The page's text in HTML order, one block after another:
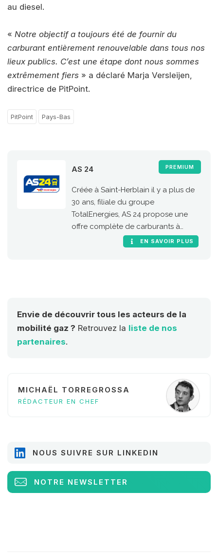
au diesel.
« Notre objectif a toujours été de fournir du
carburant entièrement renouvelable dans tous nos
lieux publics. C’est une étape dont nous sommes
extrêmement fiers » a déclaré Marja Versleijen,
directrice de PitPoint.
PitPoint Pays-Bas
PREMIUM
AS 24
Créée à Saint-Herblain il y a plus de
30 ans, filiale du groupe
TotalEnergies, AS 24 propose une
offre complète de carburants à
destination des poids lourds. Le gaz
l’Europe.
EN SAVOIR PLUS
Envie de découvrir tous les acteurs de la
mobilité gaz ? Retrouvez la liste de nos
partenaires.
MICHAËL TORREGROSSA
RÉDACTEUR EN CHEF
NOUS SUIVRE SUR LINKEDIN
NOTRE NEWSLETTER